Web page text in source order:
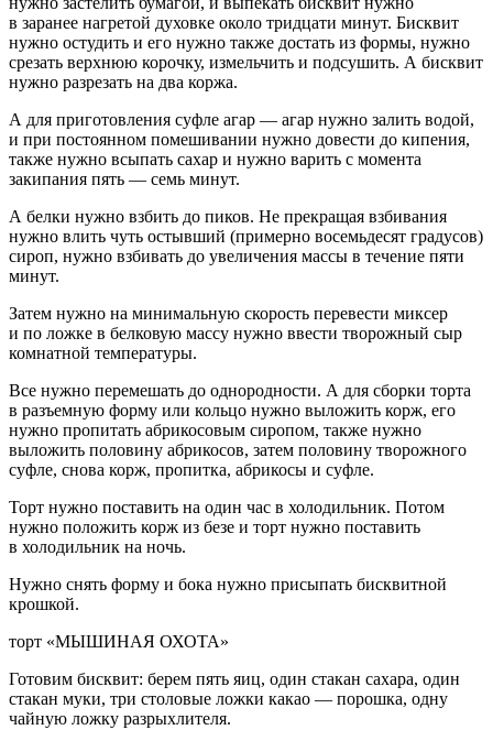
в заранее нагретой духовке около тридцати минут. Бисквит
нужно остудить и его нужно также достать из формы, нужно
срезать верхнюю корочку, измельчить и подсушить. А бисквит
нужно разрезать на два коржа.
А для приготовления суфле агар — агар нужно залить водой,
и при постоянном помешивании нужно довести до кипения,
также нужно всыпать сахар и нужно варить с момента
закипания пять — семь минут.
А белки нужно взбить до пиков. Не прекращая взбивания
нужно влить чуть остывший (примерно восемьдесят градусов)
сироп, нужно взбивать до увеличения массы в течение пяти
минут.
Затем нужно на минимальную скорость перевести миксер
и по ложке в белковую массу нужно ввести творожный сыр
комнатной температуры.
Все нужно перемешать до однородности. А для сборки торта
в разъемную форму или кольцо нужно выложить корж, его
нужно пропитать абрикосовым сиропом, также нужно
выложить половину абрикосов, затем половину творожного
суфле, снова корж, пропитка, абрикосы и суфле.
Торт нужно поставить на один час в холодильник. Потом
нужно положить корж из безе и торт нужно поставить
в холодильник на ночь.
Нужно снять форму и бока нужно присыпать бисквитной
крошкой.
торт «МЫШИНАЯ ОХОТА»
Готовим бисквит: берем пять яиц, один стакан сахара, один
стакан муки, три столовые ложки какао — порошка, одну
чайную ложку разрыхлителя.